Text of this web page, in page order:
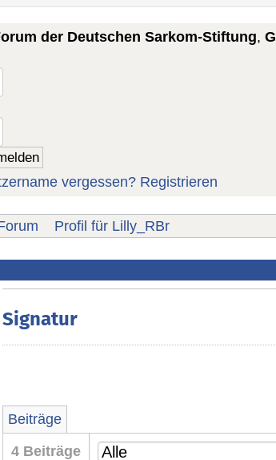
der Deutschen Sarkom-Stiftung,
vergessen? Registrieren
Profil für Lilly_RBr
Signatur
Beiträge
4 Beiträge